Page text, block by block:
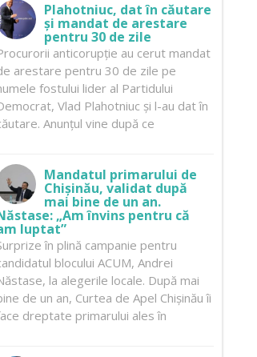
Plahotniuc, dat în căutare
și mandat de arestare
pentru 30 de zile
anticorupție au cerut mandat
arestare pentru 30 de zile pe
fostului lider al Partidului
Vlad Plahotniuc și l-au dat în
Anunțul vine după ce
Mandatul primarului de
Chișinău, validat după
mai bine de un an.
„Am învins pentru că
luptat”
în plină campanie pentru
blocului ACUM, Andrei
la alegerile locale. După mai
de un an, Curtea de Apel Chișinău îi
dreptate primarului ales în